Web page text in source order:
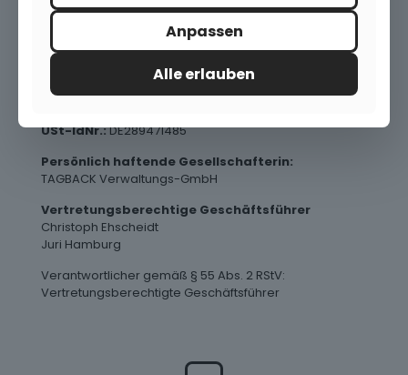
Amtsgericht Stuttgart
HRA 729874 / HRB 749314
USt-IdNr.:DE289471485
Persönlich haftende Gesellschafterin:
TAGBACK Verwaltungs-GmbH
Vertretungsberechtige Geschäftsführer
Christoph Ehscheidt
Juri Hamburg
Verantwortlicher gemäß § 55 Abs. 2 RStV:
Vertretungsberechtigte Geschäftsführer
Anpassen
Alle erlauben